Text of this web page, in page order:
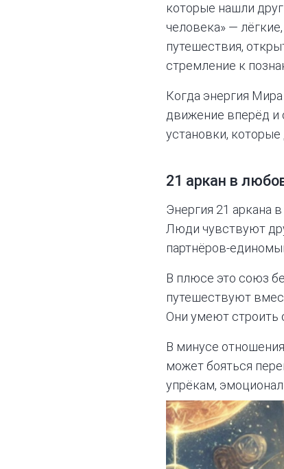
которые нашли
человека» —
путешествия,
стремление к
Когда энергия
движение вперёд и
установки,
21 аркан в
Энергия 21 аркана
Люди чувствуют
партнёров-
В плюсе это союз
путешествуют
Они умеют строить
В минусе
может бояться
упрёкам,